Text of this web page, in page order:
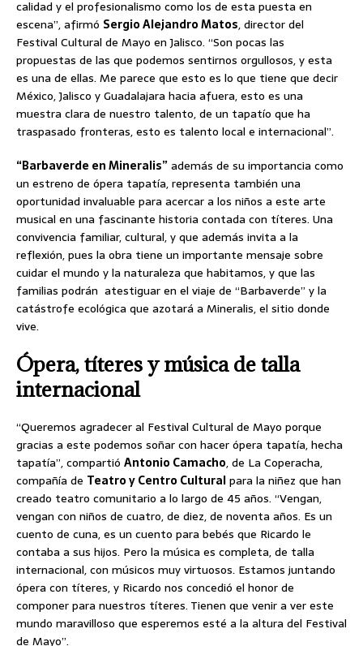
calidad y el profesionalismo como los de esta puesta en
escena”, afirmó Sergio Alejandro Matos, director del
Festival Cultural de Mayo en Jalisco. “Son pocas las
propuestas de las que podemos sentirnos orgullosos, y esta
es una de ellas. Me parece que esto es lo que tiene que decir
México, Jalisco y Guadalajara hacia afuera, esto es una
muestra clara de nuestro talento, de un tapatío que ha
traspasado fronteras, esto es talento local e internacional”.
“Barbaverde en Mineralis”además de su importancia como
un estreno de ópera tapatía, representa también una
oportunidad invaluable para acercar a los niños a este arte
musical en una fascinante historia contada con títeres. Una
convivencia familiar, cultural, y que además invita a la
reflexión, pues la obra tiene un importante mensaje sobre
cuidar el mundo y la naturaleza que habitamos, y que las
familias podrán atestiguar en el viaje de “Barbaverde” y la
catástrofe ecológica que azotará a Mineralis, el sitio donde
vive.
Ópera, títeres y música de talla
internacional
“Queremos agradecer al Festival Cultural de Mayo porque
gracias a este podemos soñar con hacer ópera tapatía, hecha
tapatía”, compartió Antonio Camacho, de La Coperacha,
compañía de Teatro y Centro Culturalpara la niñez que han
creado teatro comunitario a lo largo de 45 años. “Vengan,
vengan con niños de cuatro, de diez, de noventa años. Es un
cuento de cuna, es un cuento para bebés que Ricardo le
contaba a sus hijos. Pero la música es completa, de talla
internacional, con músicos muy virtuosos. Estamos juntando
ópera con títeres, y Ricardo nos concedió el honor de
componer para nuestros títeres. Tienen que venir a ver este
mundo maravilloso que esperemos esté a la altura del Festival
de Mayo”.